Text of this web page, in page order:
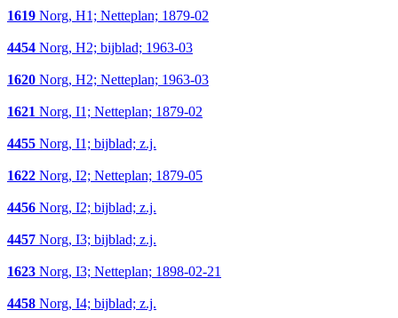
1619 Norg, H1; Netteplan; 1879-02
4454 Norg, H2; bijblad; 1963-03
1620 Norg, H2; Netteplan; 1963-03
1621 Norg, I1; Netteplan; 1879-02
4455 Norg, I1; bijblad; z.j.
1622 Norg, I2; Netteplan; 1879-05
4456 Norg, I2; bijblad; z.j.
4457 Norg, I3; bijblad; z.j.
1623 Norg, I3; Netteplan; 1898-02-21
4458 Norg, I4; bijblad; z.j.